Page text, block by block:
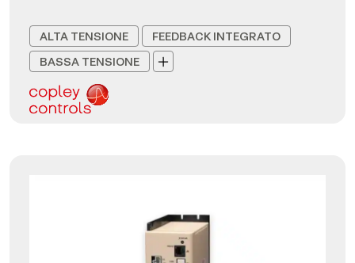
ALTA TENSIONE
FEEDBACK INTEGRATO
BASSA TENSIONE